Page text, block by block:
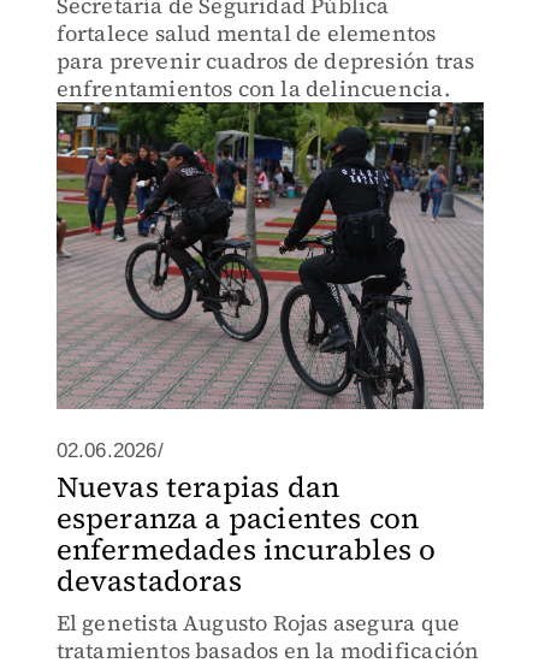
fortalece salud mental de elementos
para prevenir cuadros de depresión tras
enfrentamientos con la delincuencia.
02.06.2026/
Nuevas terapias dan
esperanza a pacientes con
enfermedades incurables o
devastadoras
El genetista Augusto Rojas asegura que
tratamientos basados en la modificación